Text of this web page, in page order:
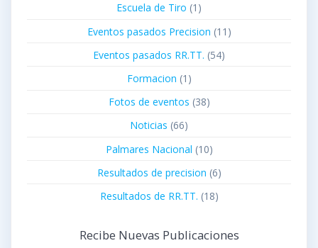
Escuela de Tiro (1)
Eventos pasados Precision (11)
Eventos pasados RR.TT. (54)
Formacion (1)
Fotos de eventos (38)
Noticias (66)
Palmares Nacional (10)
Resultados de precision (6)
Resultados de RR.TT. (18)
Recibe Nuevas Publicaciones